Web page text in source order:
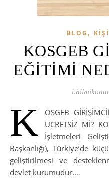
BLOG ,
KOSGEB
EĞİTİMİ
i.hilmikonur
K
OSGEB
ÜCRETSİZ Mİ?
İşletmeleri
Başkanlığı), Türkiye’de
geliştirilmesi ve
devlet kurumudur.…